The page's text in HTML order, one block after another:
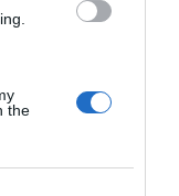
the
w Krabi:
w Ao
Ten